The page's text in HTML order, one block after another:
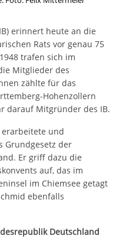
erinnert heute an die
Rats vor genau 75
trafen sich im
Mitglieder des
zählte für das
Hohenzollern
darauf Mitgründer des IB.
erarbeitete und
Grundgesetz der
Er griff dazu die
auf, das im
im Chiemsee getagt
ebenfalls
Deutschland